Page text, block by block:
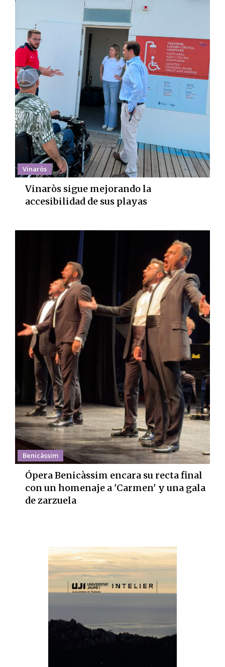
Vinaròs
Vinaròs sigue mejorando la
accesibilidad de sus playas
Benicàssim
Ópera Benicàssim encara su recta final
con un homenaje a 'Carmen' y una gala
de zarzuela